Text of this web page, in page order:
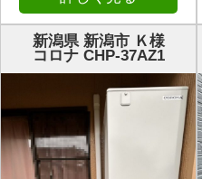
新潟県 新潟市 Ｋ様
コロナ CHP-37AZ1